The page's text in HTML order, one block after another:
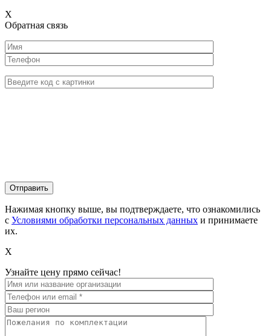
X
Обратная связь
Нажимая кнопку выше, вы подтверждаете, что ознакомились
с Условиями обработки персональных данных и принимаете
их.
X
Узнайте цену прямо сейчас!